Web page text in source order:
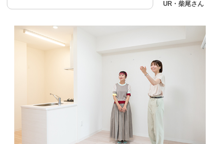
UR・柴尾さん